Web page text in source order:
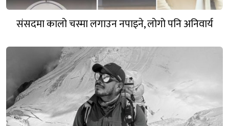
संसदमा कालो चस्मा लगाउन नपाइने, लोगो पनि अनिवार्य